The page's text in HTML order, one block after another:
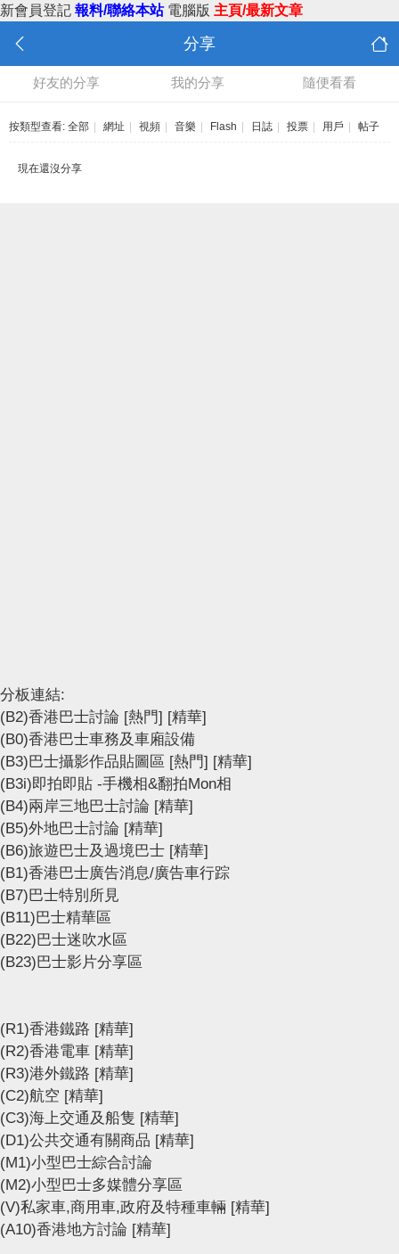
新會員登記 報料/聯絡本站 電腦版 主頁/最新文章
分享
好友的分享 我的分享 隨便看看
按類型查看: 全部 網址 視頻 音樂 Flash 日誌 投票 用戶 帖子
現在還沒分享
分板連結:
(B2)香港巴士討論 [熱門] [精華]
(B0)香港巴士車務及車廂設備
(B3)巴士攝影作品貼圖區 [熱門] [精華]
(B3i)即拍即貼 -手機相&翻拍Mon相
(B4)兩岸三地巴士討論 [精華]
(B5)外地巴士討論 [精華]
(B6)旅遊巴士及過境巴士 [精華]
(B1)香港巴士廣告消息/廣告車行踪
(B7)巴士特別所見
(B11)巴士精華區
(B22)巴士迷吹水區
(B23)巴士影片分享區
(R1)香港鐵路 [精華]
(R2)香港電車 [精華]
(R3)港外鐵路 [精華]
(C2)航空 [精華]
(C3)海上交通及船隻 [精華]
(D1)公共交通有關商品 [精華]
(M1)小型巴士綜合討論
(M2)小型巴士多媒體分享區
(V)私家車,商用車,政府及特種車輛 [精華]
(A10)香港地方討論 [精華]